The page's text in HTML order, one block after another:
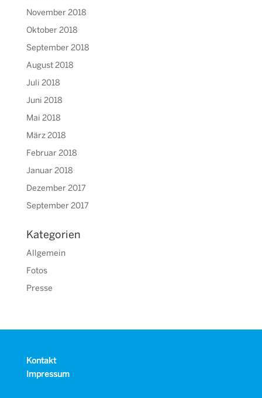
November 2018
Oktober 2018
September 2018
August 2018
Juli 2018
Juni 2018
Mai 2018
März 2018
Februar 2018
Januar 2018
Dezember 2017
September 2017
Kategorien
Allgemein
Fotos
Presse
Kontakt
Impressum